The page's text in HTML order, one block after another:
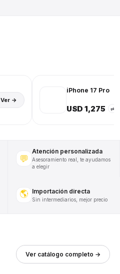
Ver →
iPhone 17 Pro
USD 1,275 ⇄
💬
Atención personalizada
Asesoramiento real, te ayudamos
a elegir
🌎 Importación directa
Sin intermediarios, mejor precio
Ver catálogo completo →